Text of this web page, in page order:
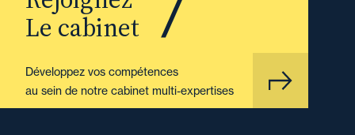
Le cabinet
Développez vos compétences
au sein de notre cabinet multi-expertises